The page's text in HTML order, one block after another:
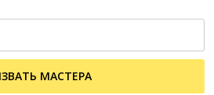
МАСТЕРА